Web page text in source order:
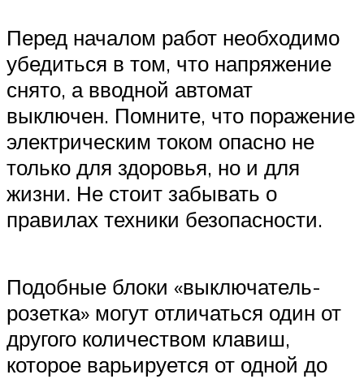
Перед началом работ необходимо
убедиться в том, что напряжение
снято, а вводной автомат
выключен. Помните, что поражение
электрическим током опасно не
только для здоровья, но и для
жизни. Не стоит забывать о
правилах техники безопасности.
Подобные блоки «выключатель-
розетка» могут отличаться один от
другого количеством клавиш,
которое варьируется от одной до